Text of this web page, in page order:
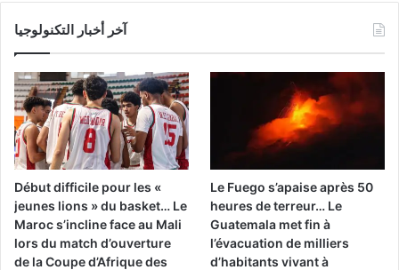
آخر أخبار التكنولوجيا
Début difficile pour les «
jeunes lions » du basket… Le
Maroc s’incline face au Mali
lors du match d’ouverture
de la Coupe d’Afrique des
Le Fuego s’apaise après 50
heures de terreur… Le
Guatemala met fin à
l’évacuation de milliers
d’habitants vivant à